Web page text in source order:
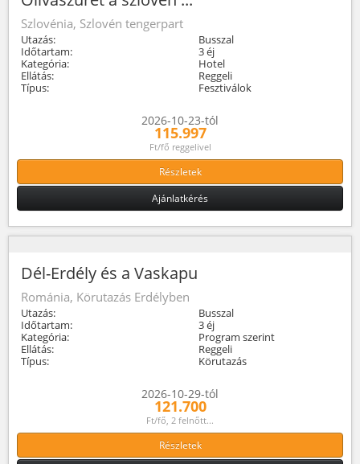
Szlovénia, Szlovén tengerpart
Utazás:
Busszal
Időtartam:
3 éj
Kategória:
Hotel
Ellátás:
Reggeli
Típus:
Fesztiválok
2026-10-23-tól
115.997
Ft/fő reggelivel
Részletek
Ajánlatkérés
Dél-Erdély és a Vaskapu
Románia, Körutazás Erdélyben
Utazás:
Busszal
Időtartam:
3 éj
Kategória:
Program szerint
Ellátás:
Reggeli
Típus:
Körutazás
2026-10-29-tól
121.700
Ft/fő, 2 felnőtt...
Részletek